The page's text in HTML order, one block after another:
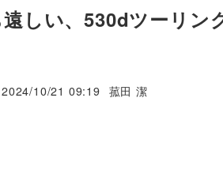
しい、530dツーリ
2024/10/21 09:19 著
菰田 潔